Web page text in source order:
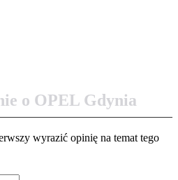
o OPEL Gdynia
wyrazić opinię na temat tego